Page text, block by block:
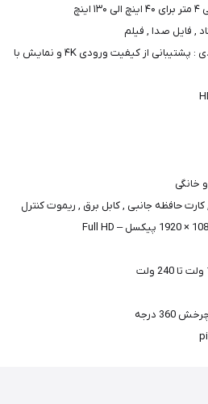
, فایل صدا , فیلم
قابلیت نمایش تصاویر ورودی : پشتیبانی از کیفیت ورودی ۴K و نمایش با
خانگی
, کارت حافظه جانبی , کابل برق , ریموت کنترل
درجه